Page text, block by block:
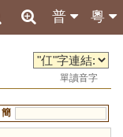
粵
普
單讀音字
簡